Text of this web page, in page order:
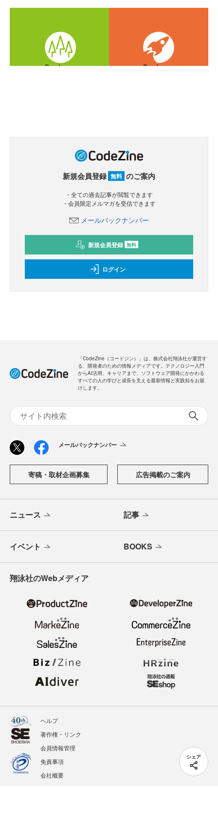
シェア
新規会員登録 無料 のご案内
・全ての過去記事が閲覧できます
・会員限定メルマガを受信できます
メールバックナンバー
新規会員登録 無料
ログイン
「CodeZine（コードジン）」は、株式会社翔泳社が運営す
る、開発者のための情報メディアです。テクノロジー入門
からAI活用、キャリアまで、ソフトウェア開発にかかわる
すべての人の学びと成長を支える最新情報と実践知をお届
けします。
メールバックナンバー
寄稿・取材企画募集 広告掲載のご案内
ニュース 記事
イベント BOOKS
翔泳社のWebメディア
ヘルプ
著作権・リンク
会員情報管理
免責事項
会社概要